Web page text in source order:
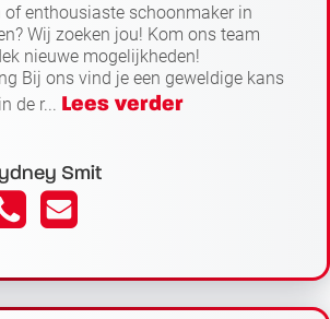
of enthousiaste schoonmaker in
Wij zoeken jou! Kom ons team
nieuwe mogelijkheden!
Bij ons vind je een geweldige kans
de r... Lees verder
Smit